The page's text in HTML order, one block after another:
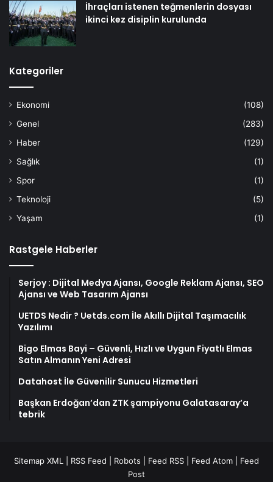
İhraçları istenen teğmenlerin dosyası
ikinci kez disiplin kurulunda
Kategoriler
Ekonomi
(108)
Genel
(283)
Haber
(129)
Sağlık
(1)
Spor
(1)
Teknoloji
(5)
Yaşam
(1)
Rastgele Haberler
Serjoy : Dijital Medya Ajansı, Google Reklam Ajansı, SEO
Ajansı ve Web Tasarım Ajansı
UETDS Nedir ? Uetds.com İle Akıllı Dijital Taşımacılık
Yazılımı
Bigo Elmas Bayi – Güvenli, Hızlı ve Uygun Fiyatlı Elmas
Satın Almanın Yeni Adresi
Datahost İle Güvenilir Sunucu Hizmetleri
Başkan Erdoğan’dan ZTK şampiyonu Galatasaray’a
tebrik
Sitemap XML RSS Feed Robots Feed RSS Feed Atom
Feed
Post